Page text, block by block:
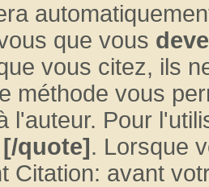
que vous
vous citez, ils
méthode vous
l'auteur. Pour
[/quote]. Lorsque
Citation: avant